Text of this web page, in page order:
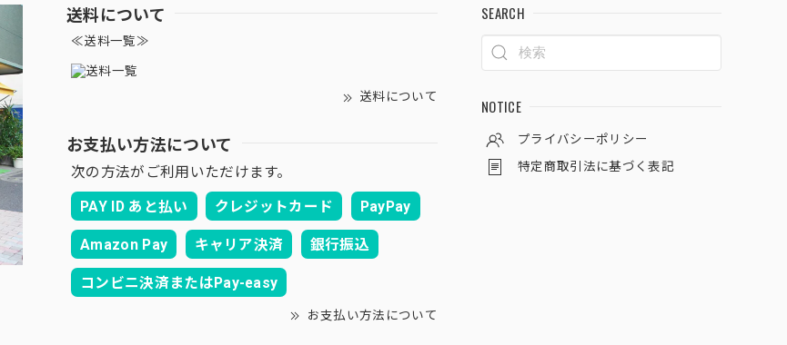
送料について
≪送料一覧≫
送料について
お支払い方法について
次の方法がご利用いただけます。
PAY ID あと払い
クレジットカード PayPay
Amazon Pay キャリア決済 銀行振込
コンビニ決済またはPay-easy
お支払い方法について
SEARCH
NOTICE
プライバシーポリシー
特定商取引法に基づく表記